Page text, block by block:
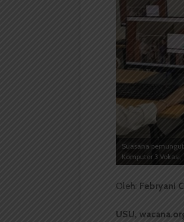
Suasana
Komputer 3
Oleh: Febryani
USU,